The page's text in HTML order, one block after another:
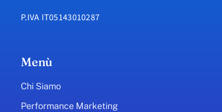
P.IVA IT05143010287
Menù
Chi Siamo
Performance Marketing